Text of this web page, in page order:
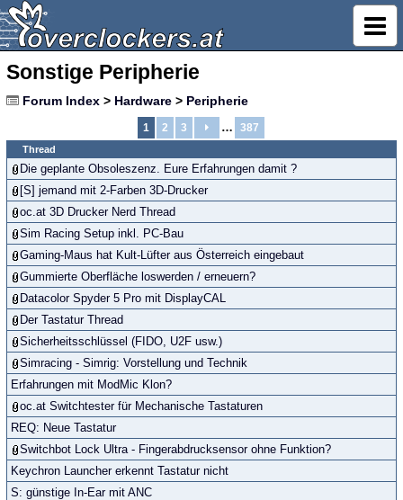
Sonstige Peripherie
Forum Index > Hardware > Peripherie
1 2 3 … 387
Thread
Die geplante Obsoleszenz. Eure Erfahrungen damit ?
[S] jemand mit 2-Farben 3D-Drucker
oc.at 3D Drucker Nerd Thread
Sim Racing Setup inkl. PC-Bau
Gaming-Maus hat Kult-Lüfter aus Österreich eingebaut
Gummierte Oberfläche loswerden / erneuern?
Datacolor Spyder 5 Pro mit DisplayCAL
Der Tastatur Thread
Sicherheitsschlüssel (FIDO, U2F usw.)
Simracing - Simrig: Vorstellung und Technik
Erfahrungen mit ModMic Klon?
oc.at Switchtester für Mechanische Tastaturen
REQ: Neue Tastatur
Switchbot Lock Ultra - Fingerabdrucksensor ohne Funktion?
Keychron Launcher erkennt Tastatur nicht
S: günstige In-Ear mit ANC